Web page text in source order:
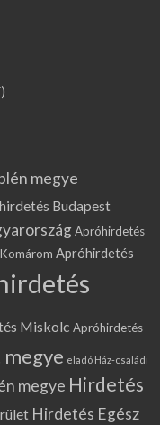
megye
Budapest
Apróhirdetés
Apróhirdetés
Miskolc Apróhirdetés
eladó Ház-családi
megye Hirdetés
Hirdetés Egész